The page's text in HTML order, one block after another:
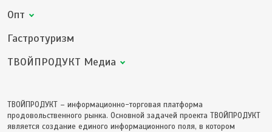
Опт
Гастротуризм
ТВОЙПРОДУКТ Медиа
ТВОЙПРОДУКТ – информационно-торговая платформа
продовольственного рынка. Основной задачей проекта ТВОЙПРОДУКТ
является создание единого информационного поля, в котором